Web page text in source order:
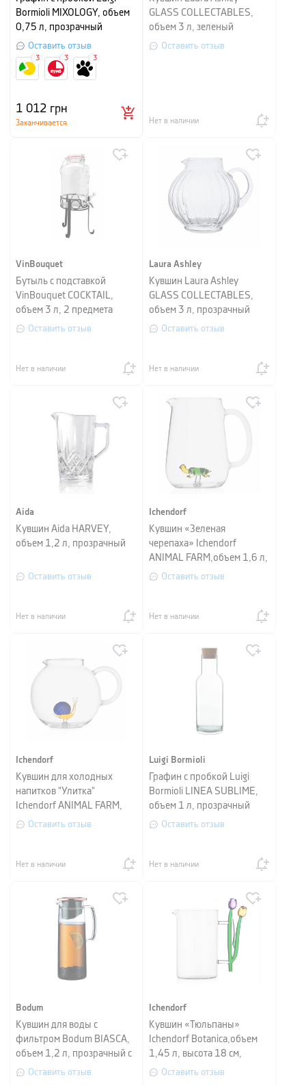
Bormioli MIXOLOGY, объем
0,75 л, прозрачный
Оставить отзыв
1 012 грн
Заканчивается
3 3 3
GLASS COLLECTABLES,
объем 3 л, зеленый
Оставить отзыв
Нет в наличии
VinBouquet
Бутыль с подставкой
VinBouquet COCKTAIL,
объем 3 л, 2 предмета
Оставить отзыв
Нет в наличии
Laura Ashley
Кувшин Laura Ashley
GLASS COLLECTABLES,
объем 3 л, прозрачный
Оставить отзыв
Нет в наличии
Aida
Кувшин Aida HARVEY,
объем 1,2 л, прозрачный
Оставить отзыв
Нет в наличии
Ichendorf
Кувшин «Зеленая
черепаха» Ichendorf
ANIMAL FARM,объем 1,6 л,
высота 14,5 см,
Оставить отзыв
Нет в наличии
Ichendorf
Кувшин для холодных
напитков "Улитка"
Ichendorf ANIMAL FARM,
объем 2,5 л, высота 18 см,
Оставить отзыв
Нет в наличии
Luigi Bormioli
Графин с пробкой Luigi
Bormioli LINEA SUBLIME,
объем 1 л, прозрачный
Оставить отзыв
Нет в наличии
Bodum
Кувшин для воды с
фильтром Bodum BIASCA,
объем 1,2 л, прозрачный с
медным
Оставить отзыв
Ichendorf
Кувшин «Тюльпаны»
Ichendorf Botanica,объем
1,45 л, высота 18 см,
прозрачный
Оставить отзыв